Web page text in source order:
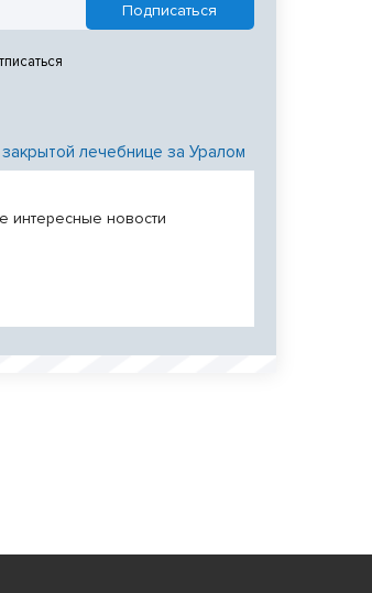
лечебнице за Уралом
интересные новости